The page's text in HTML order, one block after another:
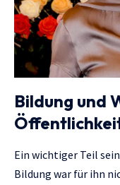
Bildung und
Ein wichtiger Teil
Bildung war für ihn